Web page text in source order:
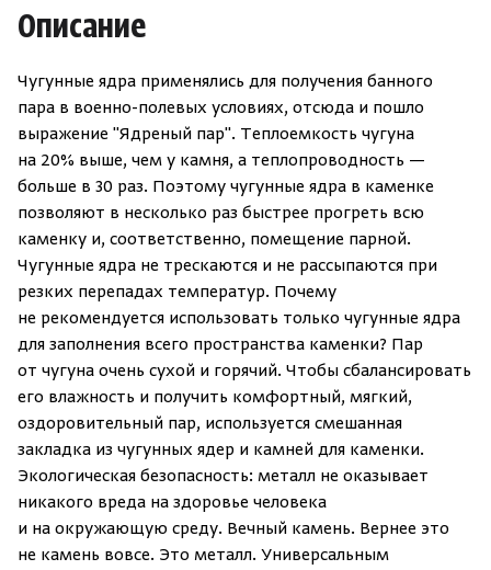
Описание
Чугунные ядра применялись для получения банного
пара в военно-полевых условиях, отсюда и пошло
выражение "Ядреный пар". Теплоемкость чугуна
на 20% выше, чем у камня, а теплопроводность —
больше в 30 раз. Поэтому чугунные ядра в каменке
позволяют в несколько раз быстрее прогреть всю
каменку и, соответственно, помещение парной.
Чугунные ядра не трескаются и не рассыпаются при
резких перепадах температур. Почему
не рекомендуется использовать только чугунные ядра
для заполнения всего пространства каменки? Пар
от чугуна очень сухой и горячий. Чтобы сбалансировать
его влажность и получить комфортный, мягкий,
оздоровительный пар, используется смешанная
закладка из чугунных ядер и камней для каменки.
Экологическая безопасность: металл не оказывает
никакого вреда на здоровье человека
и на окружающую среду. Вечный камень. Вернее это
не камень вовсе. Это металл. Универсальным
На главную
Войти
Нет аккаунта?Зарегистрироваться
Зарегистрироваться
Уже есть аккаунт?Войти